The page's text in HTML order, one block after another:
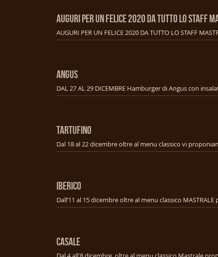
AUGURI PER UN FELICE 2020 DA TUTTO LO STAFF
AUGURI PER UN FELICE 2020 DA TUTTO LO STAFF
ANGUS
TARTUFINO
IBERICO
CASALE